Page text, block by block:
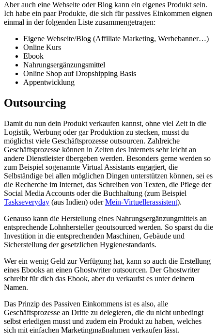
Aber auch eine Webseite oder Blog kann ein eigenes Produkt sein.
Ich habe ein paar Produkte, die sich für passives Einkommen eignen
einmal in der folgenden Liste zusammengetragen:
Eigene Webseite/Blog (Affiliate Marketing, Werbebanner…)
Online Kurs
Ebook
Nahrungsergänzungsmittel
Online Shop auf Dropshipping Basis
Appentwicklung
Outsourcing
Damit du nun dein Produkt verkaufen kannst, ohne viel Zeit in die
Logistik, Werbung oder gar Produktion zu stecken, musst du
möglichst viele Geschäftsprozesse outsourcen. Zahlreiche
Geschäftsprozesse können in Zeiten des Internets sehr leicht an
andere Dienstleister übergeben werden. Besonders gerne werden so
zum Beispiel sogenannte Virtual Assistants engagiert, die
Selbständige bei allen möglichen Dingen unterstützen können, sei es
die Recherche im Internet, das Schreiben von Texten, die Pflege der
Social Media Accounts oder die Buchhaltung (zum Beispiel
Taskseveryday (aus Indien) oderMein-Virtuellerassistent).
Genauso kann die Herstellung eines Nahrungsergänzungmittels an
entsprechende Lohnhersteller geoutsourced werden. So sparst du die
Investition in die entsprechenden Maschinen, Gebäude und
Sicherstellung der gesetzlichen Hygienestandards.
Wer ein wenig Geld zur Verfügung hat, kann so auch die Erstellung
eines Ebooks an einen Ghostwriter outsourcen. Der Ghostwriter
schreibt für dich das Ebook, aber du verkaufst es unter deinem
Namen.
Das Prinzip des Passiven Einkommens ist es also, alle
Geschäftsprozesse an Dritte zu delegieren, die du nicht unbedingt
selbst erledigen musst und zudem ein Produkt zu haben, welches
sich mit einfachen Marketingmaßnahmen verkaufen lässt.